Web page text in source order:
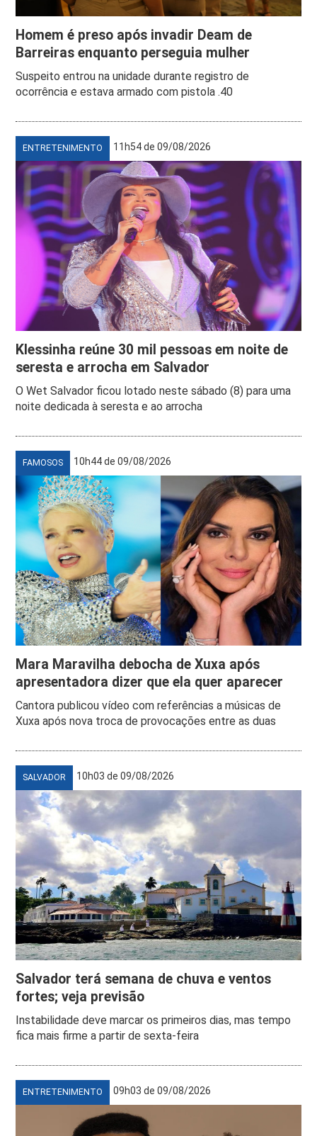
Homem é preso após invadir Deam de
Barreiras enquanto perseguia mulher
Suspeito entrou na unidade durante registro de
ocorrência e estava armado com pistola .40
ENTRETENIMENTO 11h54 de 09/08/2026
Klessinha reúne 30 mil pessoas em noite de
seresta e arrocha em Salvador
O Wet Salvador ficou lotado neste sábado (8) para uma
noite dedicada à seresta e ao arrocha
FAMOSOS 10h44 de 09/08/2026
Mara Maravilha debocha de Xuxa após
apresentadora dizer que ela quer aparecer
Cantora publicou vídeo com referências a músicas de
Xuxa após nova troca de provocações entre as duas
SALVADOR 10h03 de 09/08/2026
Salvador terá semana de chuva e ventos
fortes; veja previsão
Instabilidade deve marcar os primeiros dias, mas tempo
fica mais firme a partir de sexta-feira
ENTRETENIMENTO 09h03 de 09/08/2026